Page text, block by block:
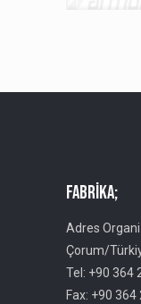
Fabrika;
Adres
Çorum/
Tel: +90 364
Fax: +90 364